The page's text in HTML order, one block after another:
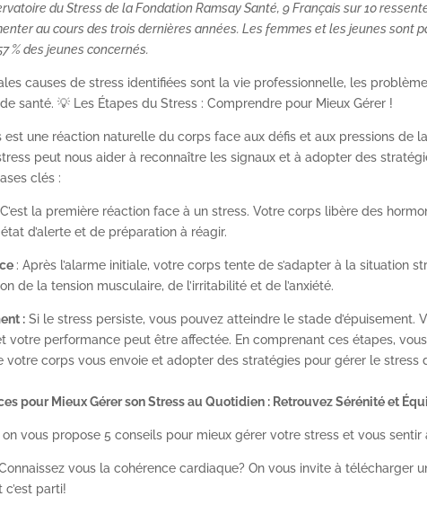
du Stress de la Fondation Ramsay Santé, 9 Français sur 10
au cours des trois dernières années. Les femmes et les jeunes sont
% des jeunes concernés.
causes de stress identifiées sont la vie professionnelle, les
santé​. 💡 Les Étapes du Stress : Comprendre pour Mieux Gérer !
est une réaction naturelle du corps face aux défis et aux pressions de
peut nous aider à reconnaître les signaux et à adopter des
clés :
C’est la première réaction face à un stress. Votre corps libère des
d’alerte et de préparation à réagir.
: Après l’alarme initiale, votre corps tente de s’adapter à la situation
de la tension musculaire, de l’irritabilité et de l’anxiété.
: Si le stress persiste, vous pouvez atteindre le stade d’épuisement.
votre performance peut être affectée. En comprenant ces étapes,
votre corps vous envoie et adopter des stratégies pour gérer le stress
pour Mieux Gérer son Stress au Quotidien : Retrouvez Sérénité et
on vous propose 5 conseils pour mieux gérer votre stress et vous sentir
vous la cohérence cardiaque? On vous invite à télécharger
parti!